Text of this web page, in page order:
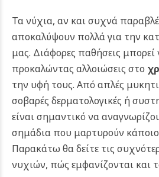
Τα νύχια, αν και συχνά
αποκαλύψουν πολλά για την
μας. Διάφορες παθήσεις
προκαλώντας αλλοιώσεις στο
την υφή τους. Από απλές
σοβαρές δερματολογικές ή
είναι σημαντικό να
σημάδια που μαρτυρούν
Παρακάτω θα δείτε τις
νυχιών, πώς εμφανίζονται και